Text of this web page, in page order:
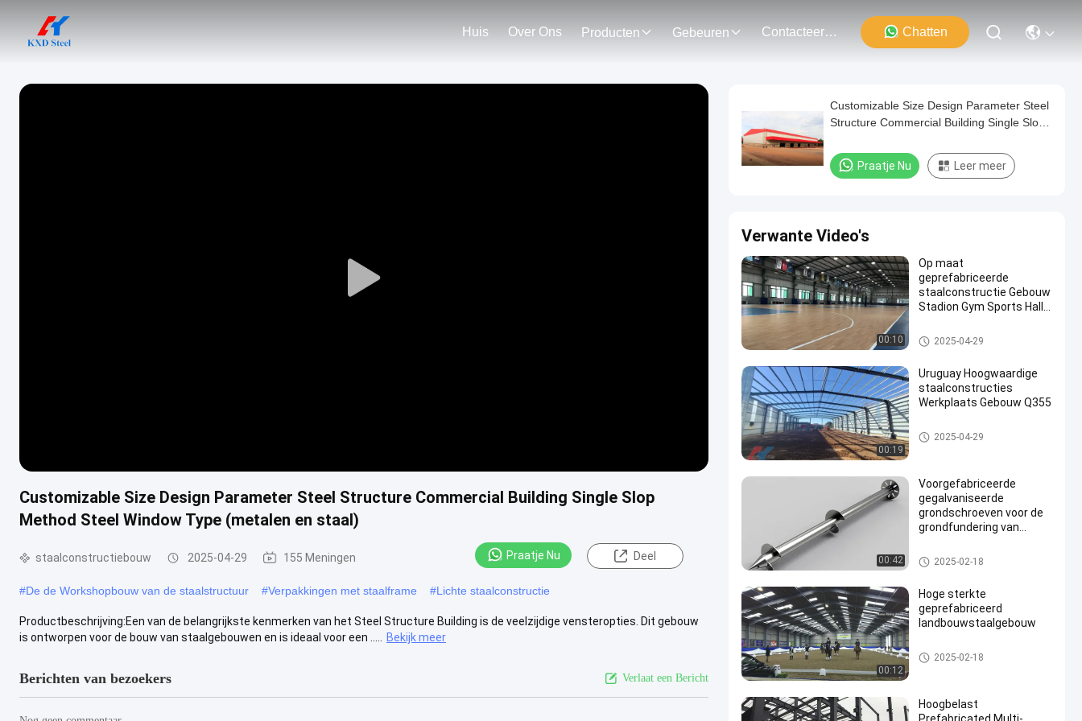
Huis Over Ons Producten Gebeuren Contacteer Ons Chatten
Play
Customizable Size Design Parameter Steel Structure Commercial Building Single Slop
Method Steel Window Type (metalen en staal)
staalconstructiebouw 2025-04-29 155 Meningen Praatje Nu Deel
#De de Workshopbouw van de staalstructuur #Verpakkingen met staalframe #Lichte staalconstructie
Productbeschrijving:Een van de belangrijkste kenmerken van het Steel Structure Building is de veelzijdige vensteropties. Dit gebouw
is ontworpen voor de bouw van staalgebouwen en is ideaal voor een .....
Bekijk meer
Berichten van bezoekers Verlaat een Bericht
Customizable Size Design Parameter Steel
Structure Commercial Building Single Slop
staal)
Praatje Nu Leer meer
Verwante Video's
00:10
Op maat
geprefabriceerde
staalconstructie Gebouw
Stadion Gym Sports Hall
staalconstructiebouw
2025-04-29
00:19
Uruguay Hoogwaardige
staalconstructies
Werkplaats Gebouw Q355
Werkplaats voor staalconstru
cties
2025-04-29
00:42
Voorgefabriceerde
gegalvaniseerde
grondschroeven voor de
grondfundering van
Helicale grondankers
2025-02-18
00:12
Hoge sterkte
geprefabriceerd
landbouwstaalgebouw
Staalbouw voor landbouw
2025-02-18
Hoogbelast